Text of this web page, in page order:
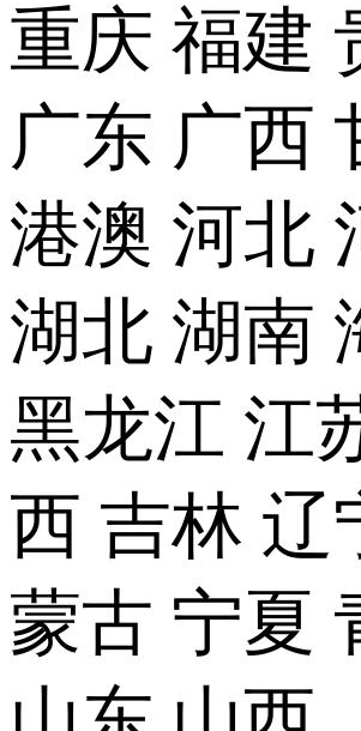
重庆 福建
广东 广西
港澳 河北
湖北 湖南
黑龙江 江
西 吉林 辽
蒙古 宁夏